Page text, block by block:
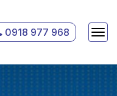
0918 977 968